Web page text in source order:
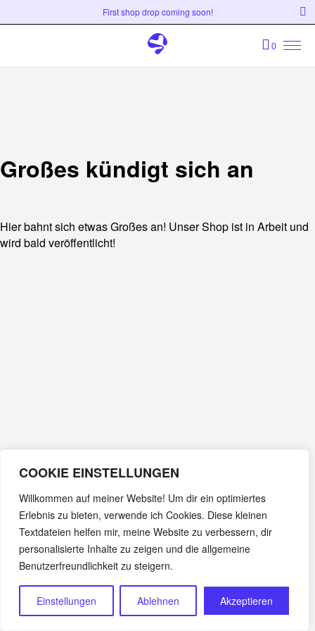
COOKIE EINSTELLUNGEN
Willkommen auf meiner Website! Um dir ein optimiertes
Erlebnis zu bieten, verwende ich Cookies. Diese kleinen
Textdateien helfen mir, meine Website zu verbessern, dir
personalisierte Inhalte zu zeigen und die allgemeine
Benutzerfreundlichkeit zu steigern.
Einstellungen Ablehnen Akzeptieren
First shop drop coming soon!
0
Großes kündigt sich an
Hier bahnt sich etwas Großes an! Unser Shop ist in Arbeit und
wird bald veröffentlicht!